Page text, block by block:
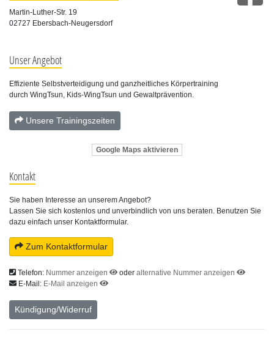
Martin-Luther-Str. 19
02727 Ebersbach-Neugersdorf
Unser Angebot
Effiziente Selbstverteidigung und ganzheitliches Körpertraining
durch WingTsun, Kids-WingTsun und Gewaltprävention.
Unsere Trainingszeiten
Google Maps aktivieren
Kontakt
Sie haben Interesse an unserem Angebot?
Lassen Sie sich kostenlos und unverbindlich von uns beraten. Benutzen Sie
dazu einfach unser Kontaktformular.
Zum Kontaktformular
Telefon: Nummer anzeigen oder alternative Nummer anzeigen
E-Mail: E-Mail anzeigen
Kündigung/Widerruf